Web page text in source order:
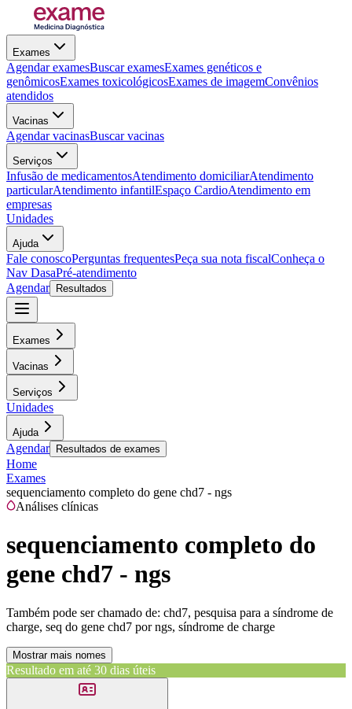
Exames
Agendar examesBuscar examesExames genéticos e
genômicosExames toxicológicosExames de imagemConvênios
atendidos
Vacinas
Agendar vacinasBuscar vacinas
Serviços
Infusão de medicamentosAtendimento domiciliarAtendimento
particularAtendimento infantilEspaço CardioAtendimento em
empresas
Unidades
Ajuda
Fale conoscoPerguntas frequentesPeça sua nota fiscalConheça o
Nav DasaPré-atendimento
Agendar
Resultados
Exames
Vacinas
Serviços
Unidades
Ajuda
Agendar Resultados de exames
Home
Exames
sequenciamento completo do gene chd7 - ngs
Análises clínicas
sequenciamento completo do
gene chd7 - ngs
Também pode ser chamado de: chd7, pesquisa para a síndrome de
charge, seq do gene chd7 por ngs, síndrome de charge
Mostrar mais nomes
Resultado em até 30 dias úteis